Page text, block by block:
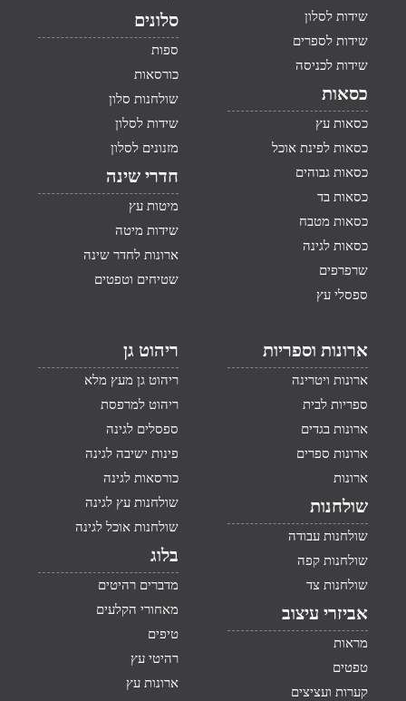
שידות לסלון
שידות לספרים
שידות לכניסה
כסאות
כסאות עץ
כסאות לפינת אוכל
כסאות גבוהים
כסאות בד
כסאות מטבח
כסאות לגינה
שרפרפים
ספסלי עץ
סלונים
ספות
כורסאות
שולחנות סלון
שידות לסלון
מזנונים לסלון
חדרי שינה
מיטות עץ
שידות מיטה
ארונות לחדר שינה
שטיחים וטפטים
ארונות וספריות
ארונות ויטרינה
ספריות לבית
ארונות בגדים
ארונות ספרים
ארונות
שולחנות
שולחנות עבודה
שולחנות קפה
שולחנות צד
אביזרי עיצוב
מראות
טפטים
קערות ועציצים
ריהוט גן
ריהוט גן מעץ מלא
ריהוט למרפסת
ספסלים לגינה
פינות ישיבה לגינה
כורסאות לגינה
שולחנות עץ לגינה
שולחנות אוכל לגינה
בלוג
מדברים רהיטים
מאחורי הקלעים
טיפים
רהיטי עץ
ארונות עץ